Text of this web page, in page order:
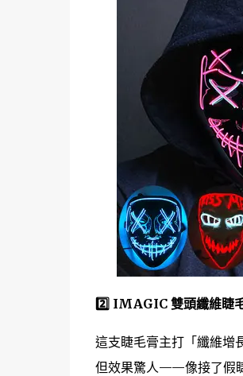
2️⃣ IMAGIC 雙頭纖維睫
這支睫毛膏主打「纖維增
但效果驚人——像接了假